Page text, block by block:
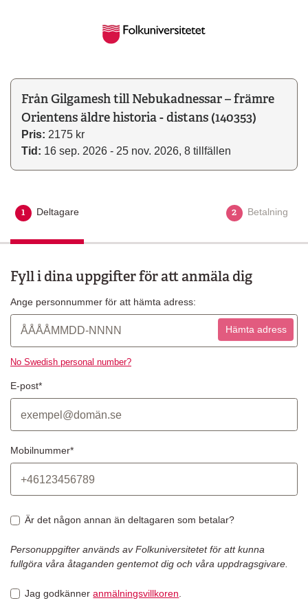
Från Gilgamesh till Nebukadnessar – främre
Orientens äldre historia - distans (140353)
Pris: 2175 kr
Tid: 16 sep. 2026 - 25 nov. 2026, 8 tillfällen
1 Aktuellt steg
Deltagare 2 Betalning
Fyll i dina uppgifter för att anmäla dig
Ange personnummer för att hämta adress:
Hämta adress
No Swedish personal number?
E-post*
Mobilnummer*
Är det någon annan än deltagaren som betalar?
Personuppgifter används av Folkuniversitetet för att kunna
fullgöra våra åtaganden gentemot dig och våra uppdragsgivare.
Jag godkänneranmälningsvillkoren